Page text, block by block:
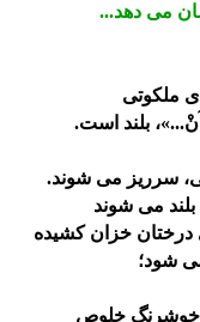
می دهد...
ملکوتی
بلند است.
سرریز می شوند.
می شوند
درختان خزان کشیده
شود؛
خوشرنگِ خلوص